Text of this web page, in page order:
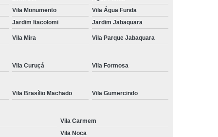
de Cnh
Renovação de Cnh Vencida
Direção
Aulas no Simulador de Direção
Carro Simulador de Auto Escola
Simulador de Carro de Auto Escola
para Cfc Simulador Direção Veicular
Vila Monumento
Vila Água Funda
Jardim Itacolomi Jardim Jabaquara
Vila Mira Vila Parque Jabaquara
Vila Curuçá Vila Formosa
Vila Brasílio Machado Vila Gumercindo
Vila Carmem
Vila Noca